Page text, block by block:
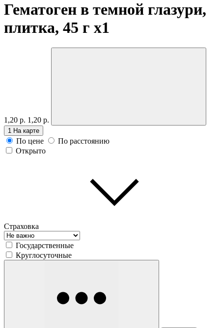
Гематоген в темной глазури,
плитка, 45 г x1
1,20 р. 1,20 р.
1 На карте
По цене
По расстоянию
Открыто
Страховка
Государственные
Круглосуточные